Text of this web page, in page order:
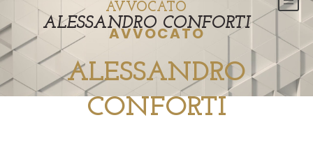
AVVOCATO
ALESSANDRO CONFORTI
AVVOCATO
ALESSANDRO
CONFORTI